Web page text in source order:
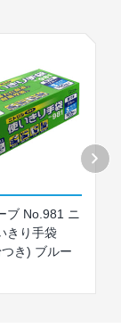
ブ No.981 ニ
きり手袋
き) ブルー